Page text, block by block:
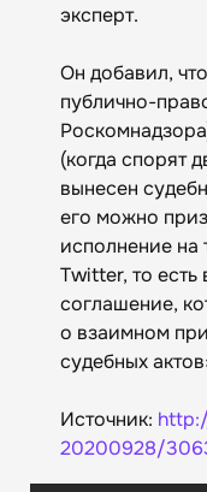
эксперт.
Он добавил,
публично-
(когда спорят
вынесен
его можно
исполнение на
Twitter, то
соглашение,
о взаимном
судебных
Источник:
20200928/